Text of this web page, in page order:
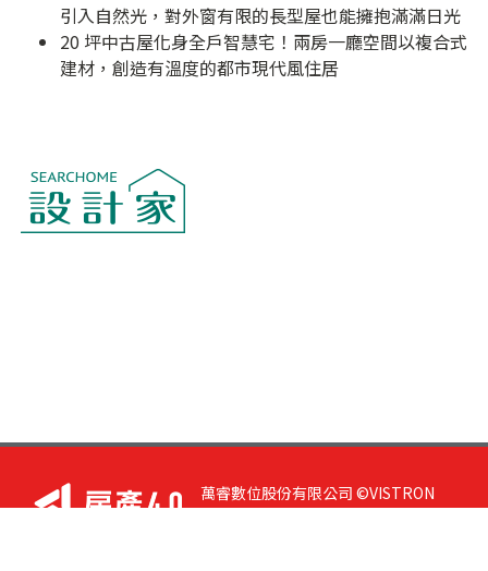
引入自然光，對外窗有限的長型屋也能擁抱滿滿日光
20 坪中古屋化身全戶智慧宅！兩房一廳空間以複合式
建材，創造有溫度的都市現代風住居
萬睿數位股份有限公司 ©VISTRON
DIGITAL All Right Reserved. 若您有任